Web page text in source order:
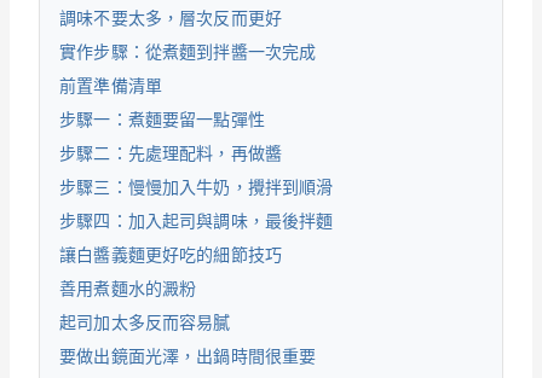
調味不要太多，層次反而更好
實作步驟：從煮麵到拌醬一次完成
前置準備清單
步驟一：煮麵要留一點彈性
步驟二：先處理配料，再做醬
步驟三：慢慢加入牛奶，攪拌到順滑
步驟四：加入起司與調味，最後拌麵
讓白醬義麵更好吃的細節技巧
善用煮麵水的澱粉
起司加太多反而容易膩
要做出鏡面光澤，出鍋時間很重要